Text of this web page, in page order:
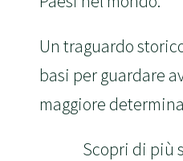
Un traguardo
basi per guardare
maggiore
Scopri di più